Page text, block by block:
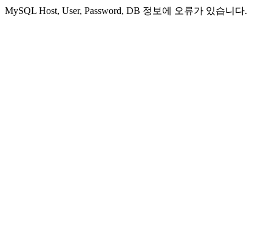
MySQL Host, User, Password, DB 정보에 오류가 있습니다.